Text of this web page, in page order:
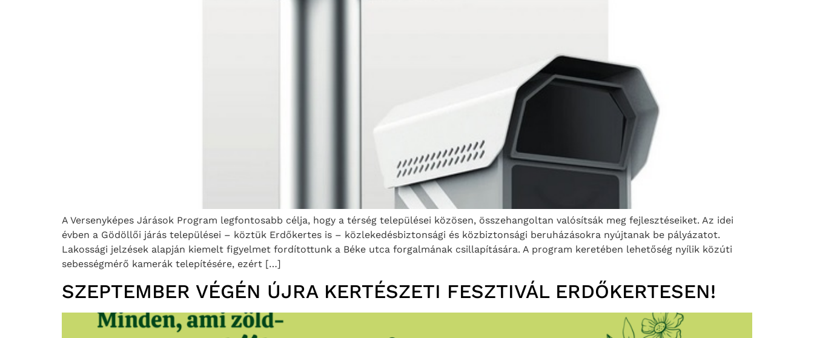
A Versenyképes Járások Program legfontosabb célja, hogy a térség települései közösen, összehangoltan valósítsák meg fejlesztéseiket. Az idei
évben a Gödöllői járás települései – köztük Erdőkertes is – közlekedésbiztonsági és közbiztonsági beruházásokra nyújtanak be pályázatot.
Lakossági jelzések alapján kiemelt figyelmet fordítottunk a Béke utca forgalmának csillapítására. A program keretében lehetőség nyílik közúti
sebességmérő kamerák telepítésére, ezért […]
SZEPTEMBER VÉGÉN ÚJRA KERTÉSZETI FESZTIVÁL ERDŐKERTESEN!